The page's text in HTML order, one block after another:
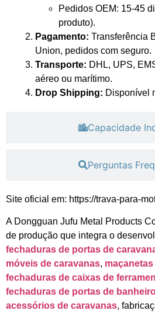
Capacidade
Perguntas
Pedidos OEM: 15-45
produto).
Pagamento: Transferência
Union, pedidos com seguro.
Transporte: DHL, UPS,
aéreo ou marítimo.
Drop Shipping: Disponível
Site oficial em: https://trava-para-
A Dongguan Jufu Metal Products
de produção que integra o
fechaduras de portas de
móveis de caravanas,
fechaduras de caixas de
fechaduras de portas de
acessórios de caravanas,